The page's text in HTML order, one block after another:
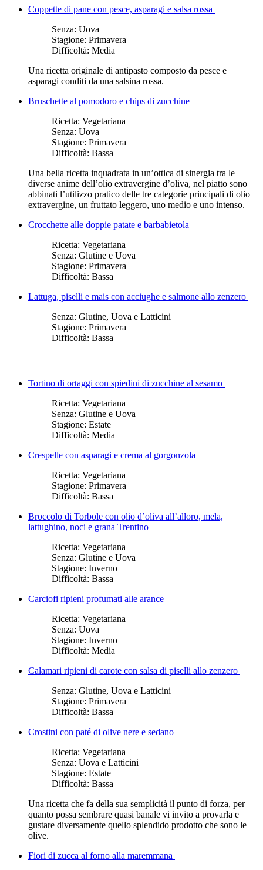
Coppette di pane con pesce, asparagi e salsa rossa
Senza: Uova
Stagione: Primavera
Difficoltà: Media
​Una ricetta originale di antipasto ​composto da pesce e
asparagi conditi da una salsina rossa.
Bruschette al pomodoro e chips di zucchine
Ricetta: Vegetariana
Senza: Uova
Stagione: Primavera
Difficoltà: Bassa
Una bella ricetta inquadrata in un’ottica di sinergia tra le
diverse anime dell’olio extravergine d’oliva, nel piatto sono
abbinati l’utilizzo pratico delle tre categorie principali di olio
extravergine, un fruttato leggero, uno medio e uno intenso.
Crocchette alle doppie patate e barbabietola
Ricetta: Vegetariana
Senza: Glutine e Uova
Stagione: Primavera
Difficoltà: Bassa
Lattuga, piselli e mais con acciughe e salmone allo zenzero
Senza: Glutine, Uova e Latticini
Stagione: Primavera
Difficoltà: Bassa
Tortino di ortaggi con spiedini di zucchine al sesamo
Ricetta: Vegetariana
Senza: Glutine e Uova
Stagione: Estate
Difficoltà: Media
Crespelle con asparagi e crema al gorgonzola
Ricetta: Vegetariana
Stagione: Primavera
Difficoltà: Bassa
Broccolo di Torbole con olio d’oliva all’alloro, mela,
lattughino, noci e grana Trentino
Ricetta: Vegetariana
Senza: Glutine e Uova
Stagione: Inverno
Difficoltà: Bassa
Carciofi ripieni profumati alle arance
Ricetta: Vegetariana
Senza: Uova
Stagione: Inverno
Difficoltà: Media
Calamari ripieni di carote con salsa di piselli allo zenzero
Senza: Glutine, Uova e Latticini
Stagione: Primavera
Difficoltà: Bassa
Crostini con paté di olive nere e sedano
Ricetta: Vegetariana
Senza: Uova e Latticini
Stagione: Estate
Difficoltà: Bassa
Una ricetta che fa della sua semplicità il punto di forza, per
quanto possa sembrare quasi banale vi invito a provarla e
gustare diversamente quello splendido prodotto che sono le
olive.
Fiori di zucca al forno alla maremmana